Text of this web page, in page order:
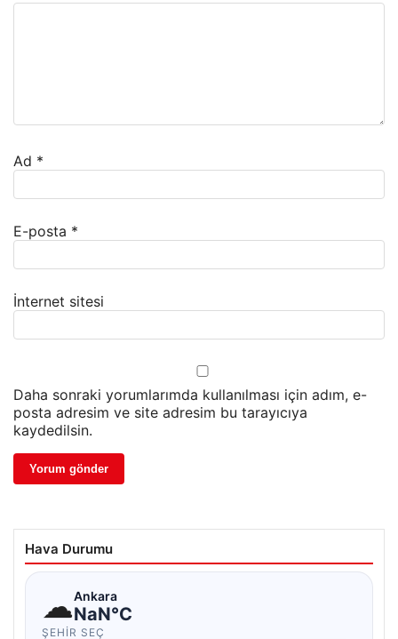
Ad *
E-posta *
İnternet sitesi
Daha sonraki yorumlarımda kullanılması için adım, e-
posta adresim ve site adresim bu tarayıcıya
kaydedilsin.
Hava Durumu
☁Ankara
NaN°C
ŞEHIR SEÇ